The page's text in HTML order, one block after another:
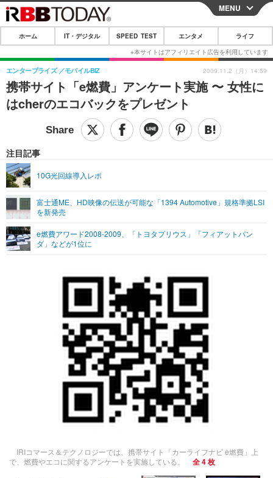
CLOSE
ホーム
IT・デジタル
IT・デジタルTOP スマートフォン
ショッピング その他
SPEED TEST
エンタメTOP 映画・ドラマ
グラビア
ショッピング その他
ライフTOP
その他
リリース一覧
プッシュ通知の停止方法
MENU
ホーム IT・デジタル SPEED TEST エンタメ ライフ
携帯サイト「e燃費」アンケート実施 〜 女性に
はcherのエコバックをプレゼント
エンタープライズ モバイルBIZ
注目記事
10G光回線導入レポ
富士通ME、HD映像の伝送が可能な「1394 Automotive」規格準拠LSI
を新発売
e燃費アワード2008-2009、「トヨタプリウス」「フィアットパン
ダ」などが1位に
2009.11.2（月）14:59
IRIコマース＆テクノロジーでは、携帯サイト「カーライフナビ e燃費」上
で、燃費やエコに関するアンケートを実施している。
全 4 枚